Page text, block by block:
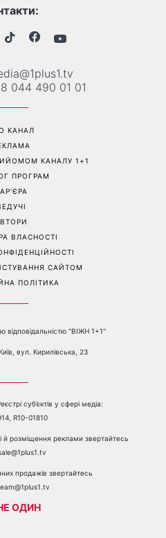
044 490 01 01
КАНАЛ
КАНАЛУ 1+1
ПРОГРАМ
ВЛАСНОСТІ
САЙТОМ
ПОЛІТИКА
відповідальністю "ВІЖН 1+1"
вул. Кирилівська, 23
суб’єктів у сфері медіа:
R10-01810
й розміщення реклами звертайтесь
продажів звертайтесь
ОДИН